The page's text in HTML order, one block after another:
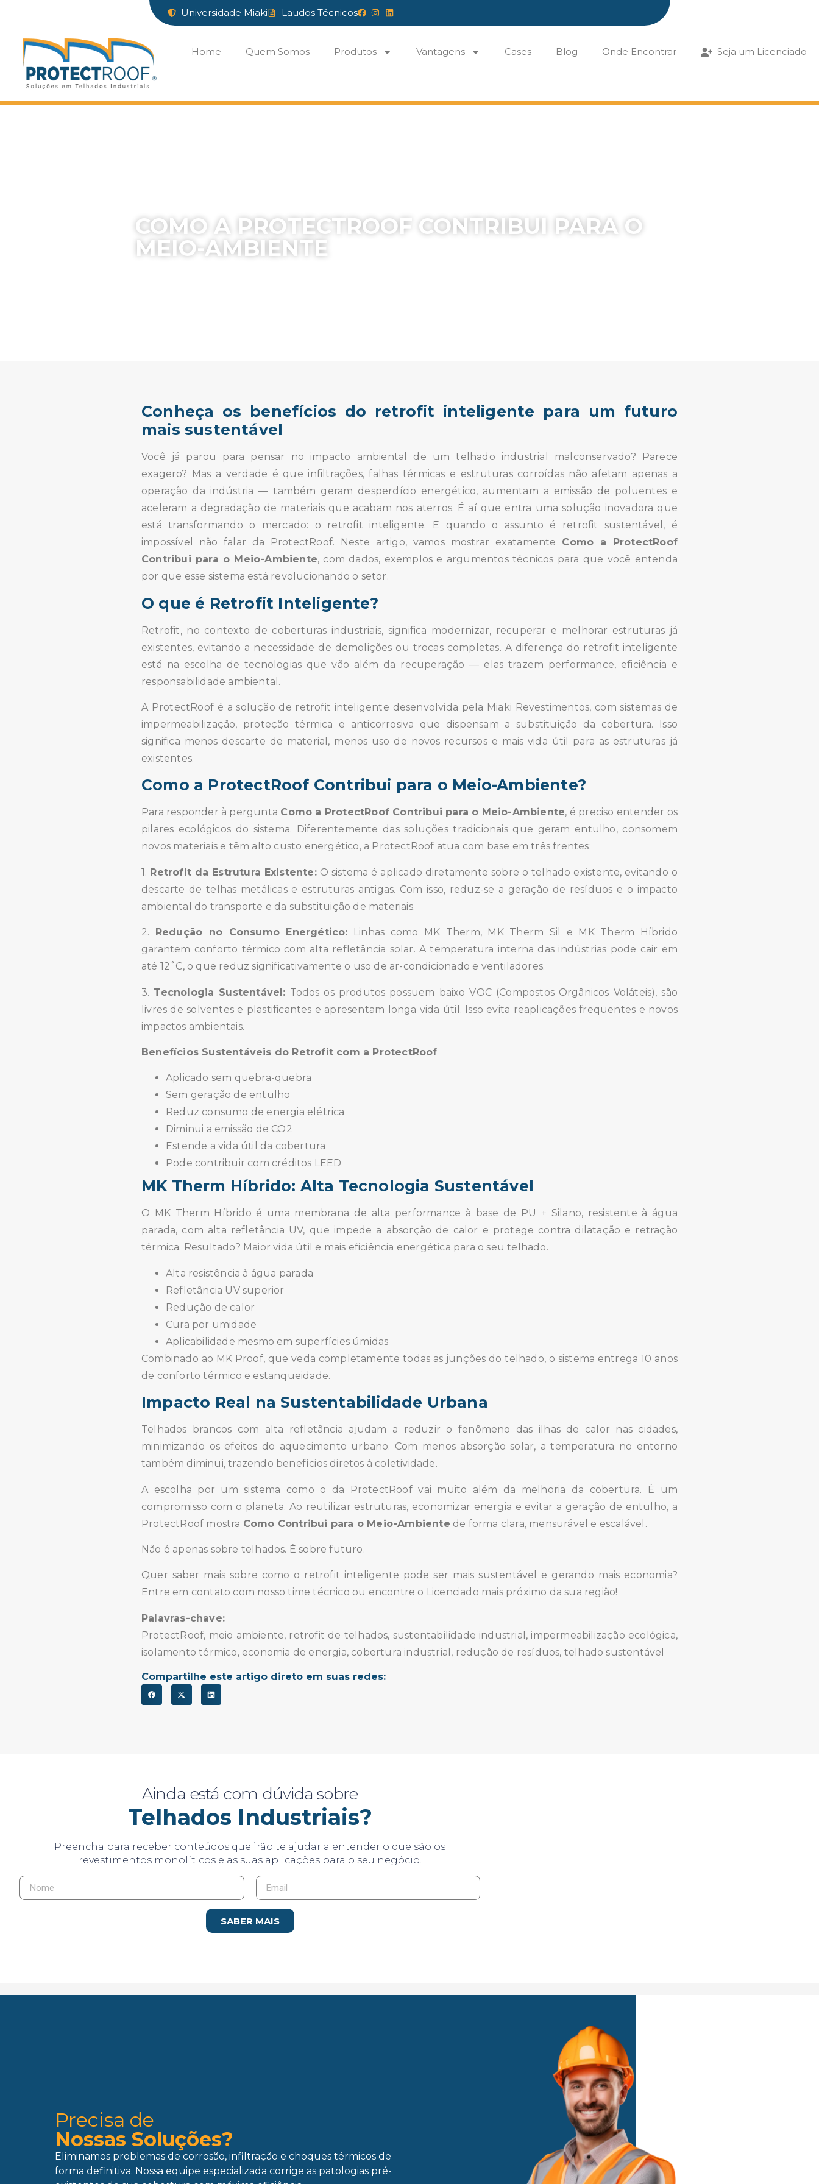
Universidade Miaki Laudos Técnicos
Home Quem Somos Produtos Vantagens Cases Blog Onde Encontrar Seja um Licenciado
COMO A PROTECTROOF CONTRIBUI PARA O
MEIO-AMBIENTE
Conheça os benefícios do retrofit inteligente para um futuro
mais sustentável
Você já parou para pensar no impacto ambiental de um telhado industrial malconservado? Parece
exagero? Mas a verdade é que infiltrações, falhas térmicas e estruturas corroídas não afetam apenas a
operação da indústria — também geram desperdício energético, aumentam a emissão de poluentes e
aceleram a degradação de materiais que acabam nos aterros. É aí que entra uma solução inovadora que
está transformando o mercado: o retrofit inteligente. E quando o assunto é retrofit sustentável, é
impossível não falar da ProtectRoof. Neste artigo, vamos mostrar exatamente Como a ProtectRoof
Contribui para o Meio-Ambiente, com dados, exemplos e argumentos técnicos para que você entenda
por que esse sistema está revolucionando o setor.
O que é Retrofit Inteligente?
Retrofit, no contexto de coberturas industriais, significa modernizar, recuperar e melhorar estruturas já
existentes, evitando a necessidade de demolições ou trocas completas. A diferença do retrofit inteligente
está na escolha de tecnologias que vão além da recuperação — elas trazem performance, eficiência e
responsabilidade ambiental.
A ProtectRoof é a solução de retrofit inteligente desenvolvida pela Miaki Revestimentos, com sistemas de
impermeabilização, proteção térmica e anticorrosiva que dispensam a substituição da cobertura. Isso
significa menos descarte de material, menos uso de novos recursos e mais vida útil para as estruturas já
existentes.
Como a ProtectRoof Contribui para o Meio-Ambiente?
Para responder à pergunta Como a ProtectRoof Contribui para o Meio-Ambiente, é preciso entender os
pilares ecológicos do sistema. Diferentemente das soluções tradicionais que geram entulho, consomem
novos materiais e têm alto custo energético, a ProtectRoof atua com base em três frentes:
1. Retrofit da Estrutura Existente:O sistema é aplicado diretamente sobre o telhado existente, evitando o
descarte de telhas metálicas e estruturas antigas. Com isso, reduz-se a geração de resíduos e o impacto
ambiental do transporte e da substituição de materiais.
2. Redução no Consumo Energético: Linhas como MK Therm, MK Therm Sil e MK Therm Híbrido
garantem conforto térmico com alta refletância solar. A temperatura interna das indústrias pode cair em
até 12˚C, o que reduz significativamente o uso de ar-condicionado e ventiladores.
3. Tecnologia Sustentável: Todos os produtos possuem baixo VOC (Compostos Orgânicos Voláteis), são
livres de solventes e plastificantes e apresentam longa vida útil. Isso evita reaplicações frequentes e novos
impactos ambientais.
Benefícios Sustentáveis do Retrofit com a ProtectRoof
Aplicado sem quebra-quebra
Sem geração de entulho
Reduz consumo de energia elétrica
Diminui a emissão de CO2
Estende a vida útil da cobertura
Pode contribuir com créditos LEED
MK Therm Híbrido: Alta Tecnologia Sustentável
O MK Therm Híbrido é uma membrana de alta performance à base de PU + Silano, resistente à água
parada, com alta refletância UV, que impede a absorção de calor e protege contra dilatação e retração
térmica. Resultado? Maior vida útil e mais eficiência energética para o seu telhado.
Alta resistência à água parada
Refletância UV superior
Redução de calor
Cura por umidade
Aplicabilidade mesmo em superfícies úmidas
Combinado ao MK Proof, que veda completamente todas as junções do telhado, o sistema entrega 10 anos
de conforto térmico e estanqueidade.
Impacto Real na Sustentabilidade Urbana
Telhados brancos com alta refletância ajudam a reduzir o fenômeno das ilhas de calor nas cidades,
minimizando os efeitos do aquecimento urbano. Com menos absorção solar, a temperatura no entorno
também diminui, trazendo benefícios diretos à coletividade.
A escolha por um sistema como o da ProtectRoof vai muito além da melhoria da cobertura. É um
compromisso com o planeta. Ao reutilizar estruturas, economizar energia e evitar a geração de entulho, a
ProtectRoof mostra Como Contribui para o Meio-Ambiente de forma clara, mensurável e escalável.
Não é apenas sobre telhados. É sobre futuro.
Quer saber mais sobre como o retrofit inteligente pode ser mais sustentável e gerando mais economia?
Entre em contato com nosso time técnico ou encontre o Licenciado mais próximo da sua região!
Palavras-chave:
ProtectRoof, meio ambiente, retrofit de telhados, sustentabilidade industrial, impermeabilização ecológica,
isolamento térmico, economia de energia, cobertura industrial, redução de resíduos, telhado sustentável
Compartilhe este artigo direto em suas redes:
Ainda está com dúvida sobre
Telhados Industriais?
Preencha para receber conteúdos que irão te ajudar a entender o que são os
revestimentos monolíticos e as suas aplicações para o seu negócio.
SABER MAIS
Precisa de
Nossas Soluções?
Eliminamos problemas de corrosão, infiltração e choques térmicos de
forma definitiva. Nossa equipe especializada corrige as patologias pré-